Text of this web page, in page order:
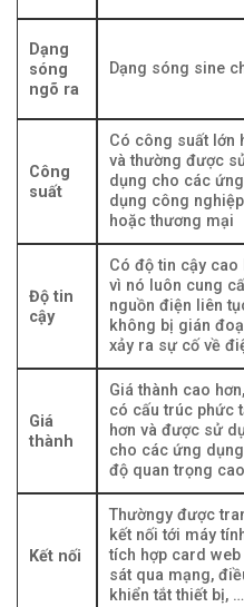
Dạng
sóng
ngõ ra
Dạng sóng sine
Công
suất
Có công suất lớn
và thường được
dụng cho các ứng
dụng công nghiệp
hoặc thương mại
Độ tin
cậy
Có độ tin cậy cao
vì nó luôn cung
nguồn điện liên
không bị gián
xảy ra sự cố về
Giá
thành
Giá thành cao
có cấu trúc phức
hơn và được sử
cho các ứng
độ quan trọng
Kết nối
Thườngy được
kết nối tới máy
tích hợp card
sát qua mạng,
khiển tắt thiết bị, …